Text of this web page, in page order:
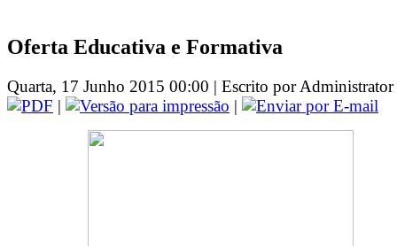
Oferta Educativa e Formativa
Quarta, 17 Junho 2015 00:00 | Escrito por Administrator
|
|